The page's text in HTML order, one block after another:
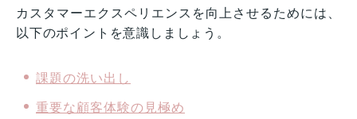
カスタマーエクスペリエンスを向上させるためには、
以下のポイントを意識しましょう。
課題の洗い出し
重要な顧客体験の見極め